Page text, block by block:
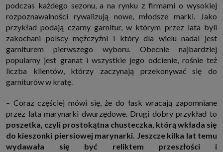
podczas każdego sezonu, a na rynku z firmami o wysokiej
rozpoznawalności rywalizują nowe, młodsze marki. Jako
przykład podają czarny garnitur, w którym przez lata byli
zakochani polscy mężczyźni i który dla wielu nadal jest
garniturem pierwszego wyboru. Obecnie najbardziej
popularny jest granat i wszystkie jego odcienie, rośnie też
liczba klientów, którzy zaczynają przekonywać się do
garniturów w kratę.
– Coraz częściej mówi się, że do łask wracają zapomniane
przez lata marynarki dwurzędowe. Drugi dobry przykład to
poszetka, czyli prostokątna chusteczka, którą wkłada się
do kieszonki piersiowej marynarki. Jeszcze kilka lat temu
wydawała się być reliktem przeszłości i